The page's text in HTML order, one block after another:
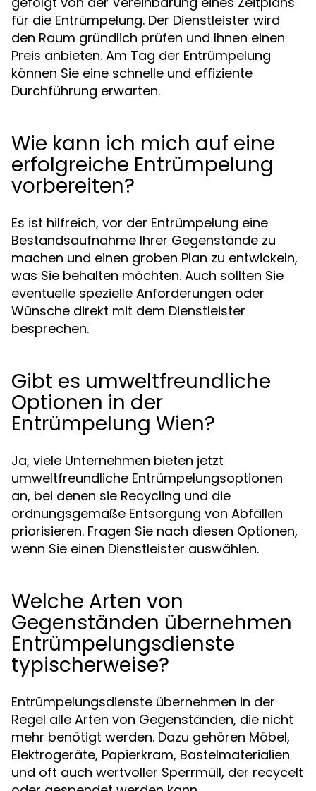
für die Entrümpelung. Der Dienstleister wird
den Raum gründlich prüfen und Ihnen einen
Preis anbieten. Am Tag der Entrümpelung
können Sie eine schnelle und effiziente
Durchführung erwarten.
Wie kann ich mich auf eine
erfolgreiche Entrümpelung
vorbereiten?
Es ist hilfreich, vor der Entrümpelung eine
Bestandsaufnahme Ihrer Gegenstände zu
machen und einen groben Plan zu entwickeln,
was Sie behalten möchten. Auch sollten Sie
eventuelle spezielle Anforderungen oder
Wünsche direkt mit dem Dienstleister
besprechen.
Gibt es umweltfreundliche
Optionen in der
Entrümpelung Wien?
Ja, viele Unternehmen bieten jetzt
umweltfreundliche Entrümpelungsoptionen
an, bei denen sie Recycling und die
ordnungsgemäße Entsorgung von Abfällen
priorisieren. Fragen Sie nach diesen Optionen,
wenn Sie einen Dienstleister auswählen.
Welche Arten von
Gegenständen übernehmen
Entrümpelungsdienste
typischerweise?
Entrümpelungsdienste übernehmen in der
Regel alle Arten von Gegenständen, die nicht
mehr benötigt werden. Dazu gehören Möbel,
Elektrogeräte, Papierkram, Bastelmaterialien
und oft auch wertvoller Sperrmüll, der recycelt